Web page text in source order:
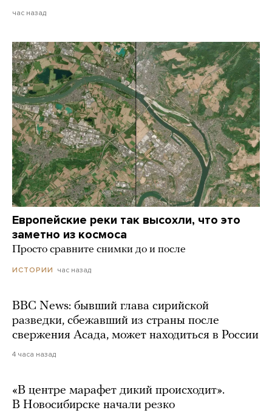
час назад
Европейские реки так высохли, что это
заметно из космоса
Просто сравните снимки до и после
ИСТОРИИ час назад
BBC News: бывший глава сирийской
разведки, сбежавший из страны после
свержения Асада, может находиться в России
4 часа назад
«В центре марафет дикий происходит».
В Новосибирске начали резко